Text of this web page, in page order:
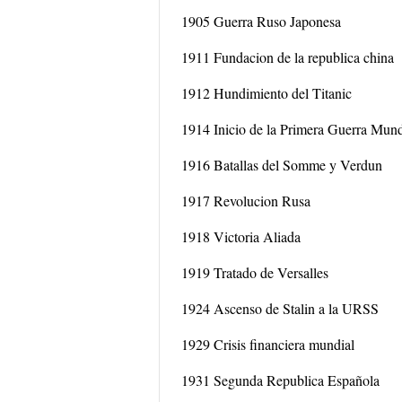
1905 Guerra Ruso Japonesa
1911 Fundacion de la republica china
1912 Hundimiento del Titanic
1914 Inicio de la Primera Guerra
1916 Batallas del Somme y Verdun
1917 Revolucion Rusa
1918 Victoria Aliada
1919 Tratado de Versalles
1924 Ascenso de Stalin a la URSS
1929 Crisis financiera mundial
1931 Segunda Republica Española